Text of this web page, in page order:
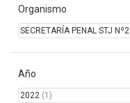
Organismo
SECRETARÍA PENAL STJ Nº2
Año
2022 (1)